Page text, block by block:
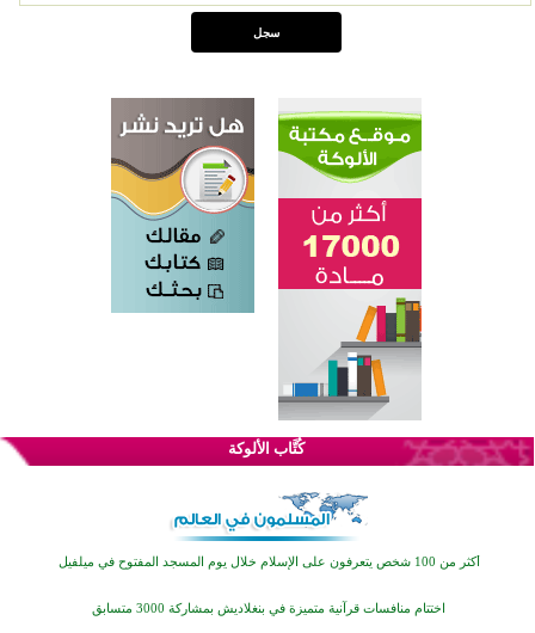
كُتَّاب الألوكة
القرآن والتربية في صدارة البرامج الصيفية للمسلمين في بينزا وساراتوف وموردوفيا هذا العام
اختتام الدورة التاسعة لمسابقة حفظ وتلاوة القرآن الكريم في أزناكاييف
أكثر من 100 شخص يتعرفون على الإسلام خلال يوم المسجد المفتوح في ميلفيل
اختتام منافسات قرآنية متميزة في بنغلاديش بمشاركة 3000 متسابق